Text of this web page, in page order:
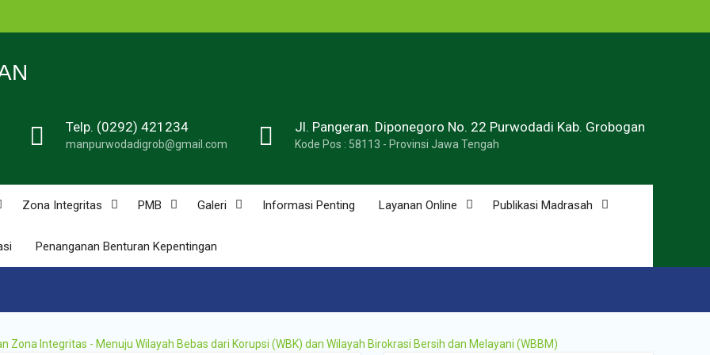
1
Telp. (0292) 421234
manpurwodadigrob@gmail.com
Jl. Pangeran. Diponegoro No. 22 Purwodadi Kab. Grobogan
Kode Pos : 58113 - Provinsi Jawa Tengah
Zona Integritas PMB Galeri Informasi Penting Layanan Online Publikasi Madrasah
Penanganan Benturan Kepentingan
Integritas - Menuju Wilayah Bebas dari Korupsi (WBK) dan Wilayah Birokrasi Bersih dan Melayani (WBBM)